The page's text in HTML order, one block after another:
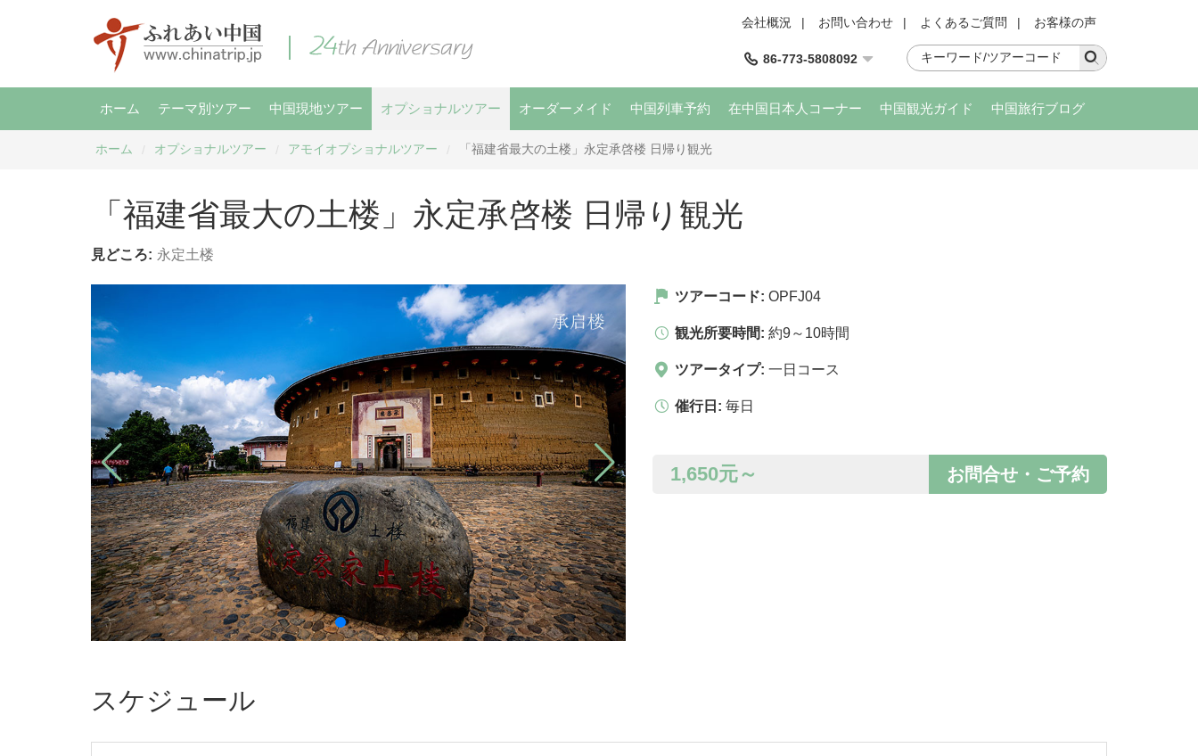
会社概況 | お問い合わせ | よくあるご質問 | お客様の声
86-773-5808092
ホーム テーマ別ツアー 中国現地ツアー オプショナルツアー オーダーメイド 中国列車予約 在中国日本人コーナー 中国観光ガイド 中国旅行ブログ
ホーム オプショナルツアー アモイオプショナルツアー 「福建省最大の土楼」永定承啓楼 日帰り観光
「福建省最大の土楼」永定承啓楼 日帰り観光
見どころ: 永定土楼
ツアーコード: OPFJ04
観光所要時間: 約9～10時間
ツアータイプ: 一日コース
催行日: 毎日
お問合せ・ご予約
1,650元～
スケジュール